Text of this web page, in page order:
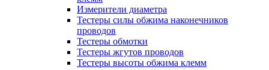
Измерители диаметра
Тестеры силы обжима наконечников
проводов
Тестеры обмотки
Тестеры жгутов проводов
Тестеры высоты обжима клемм